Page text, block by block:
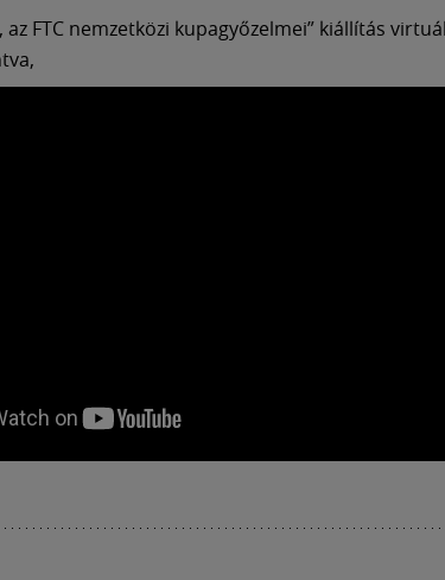
az FTC nemzetközi kupagyőzelmei” kiállítás